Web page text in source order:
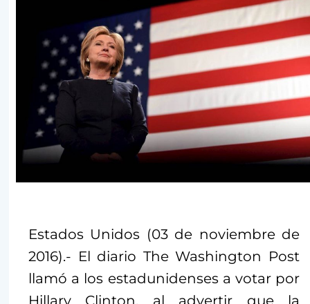
Estados Unidos (03 de noviembre de
2016).- El diario The Washington Post
llamó a los estadunidenses a votar por